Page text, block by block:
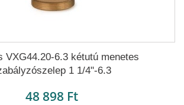
VXG44.20-6.3 kétutú menetes
1 1/4"-6.3
48 898 Ft